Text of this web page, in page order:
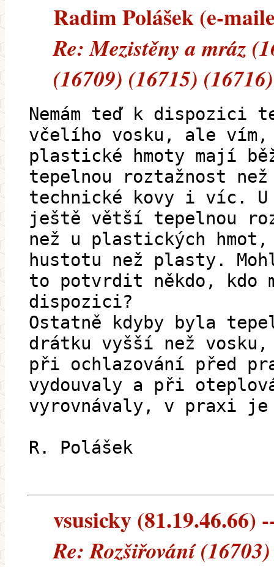
Radim Polášek (e-
Re: Mezistěny a mráz
(16709) (16715)
Nemám teď k dispozici
včelího vosku, ale vím,
plastické hmoty mají
tepelnou roztažnost než
technické kovy i víc. U
ještě větší tepelnou
než u plastických
hustotu než plasty.
to potvrdit někdo, kdo
dispozici?
Ostatně kdyby byla
drátku vyšší než
při ochlazování před
vydouvaly a při
vyrovnávaly, v praxi je
R. Polášek
vsusicky (81.19.46.66)
Re: Rozšiřování